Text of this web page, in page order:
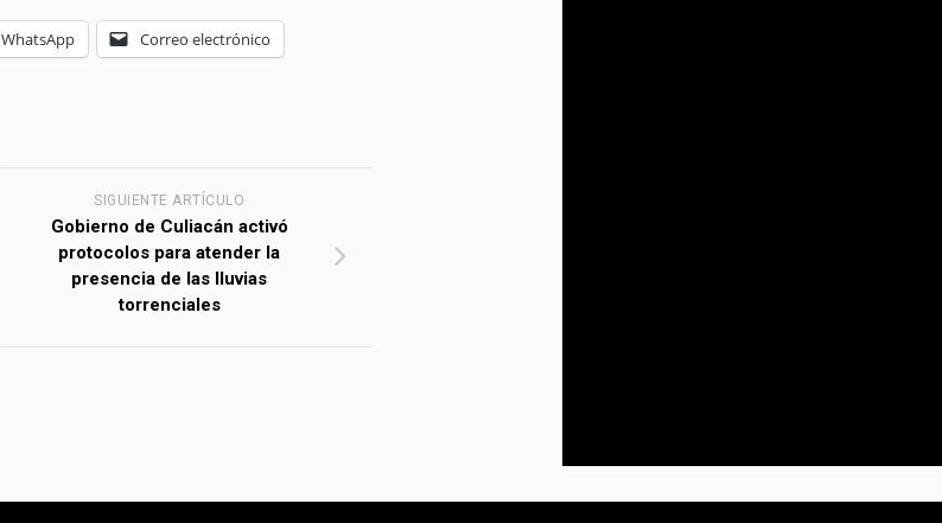
WhatsApp Correo electrónico
SIGUIENTE ARTÍCULO
Gobierno de Culiacán activó
protocolos para atender la
presencia de las lluvias
torrenciales